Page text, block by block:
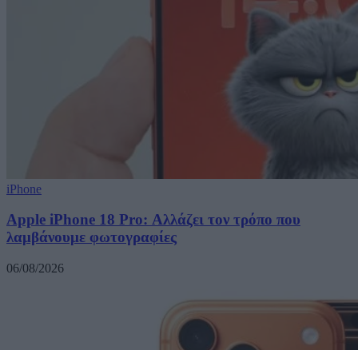
iPhone
Apple iPhone 18 Pro: Αλλάζει τον τρόπο που
λαμβάνουμε φωτογραφίες
06/08/2026